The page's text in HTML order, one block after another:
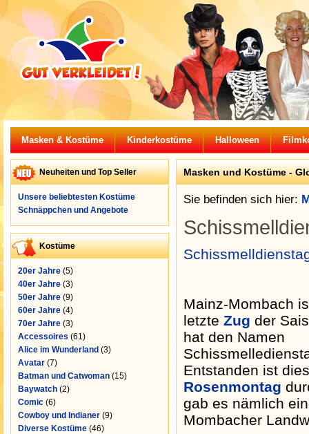
Masken & Kostüme Kinderkostüme Halloween
Neuheiten und Top Seller
Unsere beliebtesten Kostüme
Schnäppchen und Angebote
Kostüme
20er Jahre (5)
40er Jahre (3)
50er Jahre (9)
60er Jahre (4)
70er Jahre (3)
Accessoires (61)
Alice im Wunderland (3)
Avatar (7)
Batman und Catwoman (15)
Baywatch (2)
Comic (6)
Cowboy und Indianer (9)
Diverse Kostüme (46)
Masken und Kostüme -
Sie befinden sich hier:
Mainz-Mombach
letzte Zug der
hat den Namen
Entstanden ist
Rosenmontag
gab es nämlich
Mombacher